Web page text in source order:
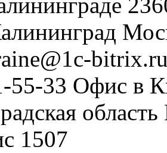
55-33 Офис в
область
1507